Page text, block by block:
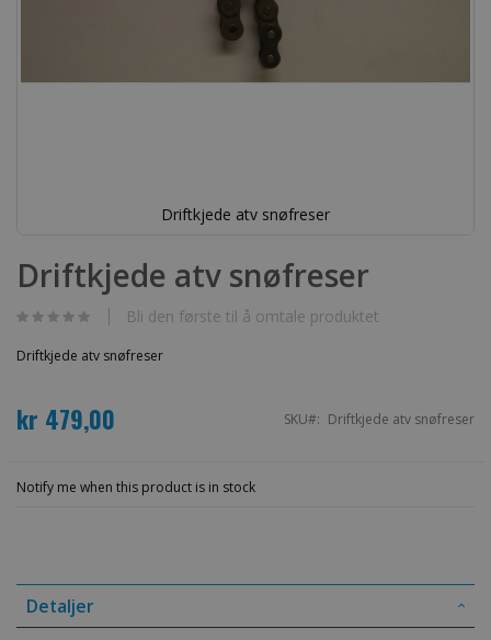
Driftkjede atv snøfreser
til
begynnelsen
bildegalleri
Driftkjede atv snøfreser
Bli den første til å omtale produktet
Driftkjede atv snøfreser
kr 479,00 SKU Driftkjede atv snøfreser
Notify me when this product is in stock
Detaljer